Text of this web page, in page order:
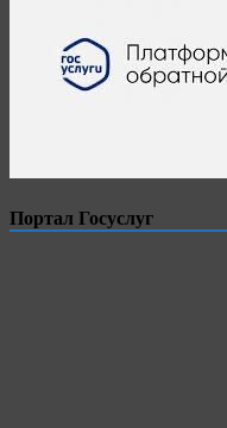
Портал Госуслуг